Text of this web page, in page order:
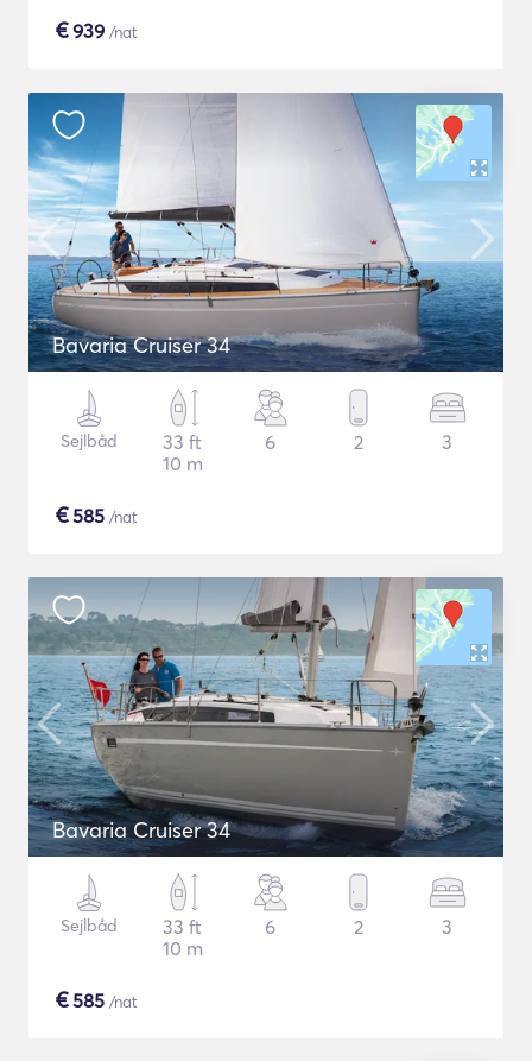
€939 /nat
Bavaria Cruiser 34
Sejlbåd
33 ft
10 m
6 2 3
€585 /nat
Bavaria Cruiser 34
Sejlbåd
33 ft
10 m
6 2 3
€585 /nat